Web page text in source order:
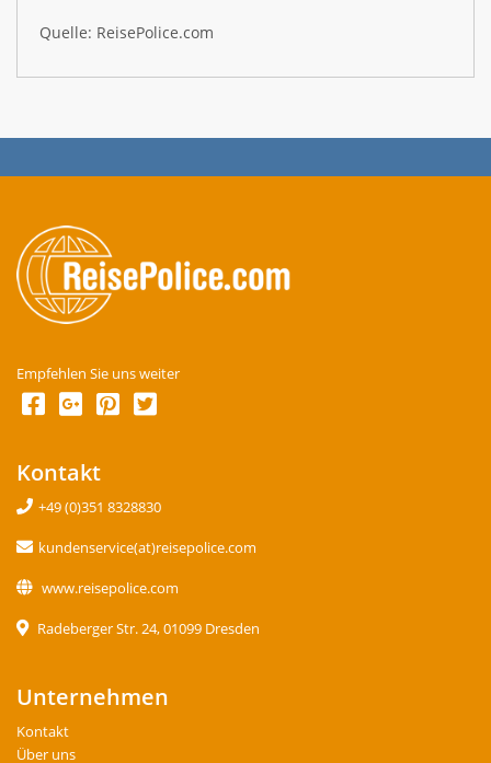
Quelle: ReisePolice.com
Empfehlen Sie uns weiter
Kontakt
+49 (0)351 8328830
kundenservice(at)reisepolice.com
www.reisepolice.com
Radeberger Str. 24, 01099 Dresden
Unternehmen
Kontakt
Über uns